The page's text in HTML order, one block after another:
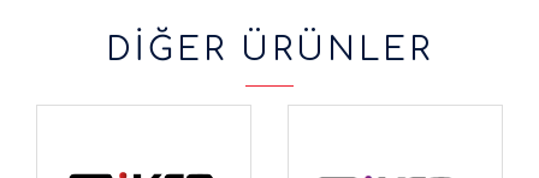
DİĞER ÜRÜNLER